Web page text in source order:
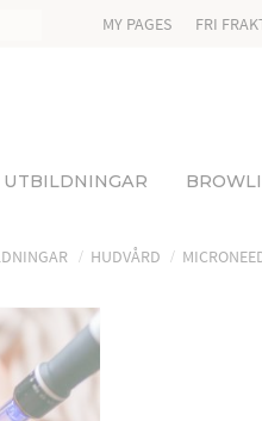
MY PAGES FRI
UTBILDNINGAR
HUDVÅRD